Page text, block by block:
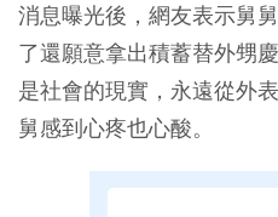
消息曝光後，網友表示舅
了還願意拿出積蓄替外甥
是社會的現實，永遠從外
舅感到心疼也心酸。